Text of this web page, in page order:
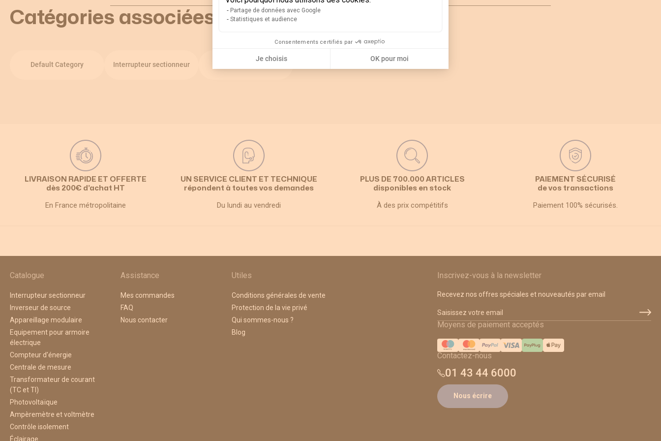
Partage de données avec Google
Statistiques et audience
Consentements certifiés par
Je choisis OK pour moi
Catégories associées
Default Category Interrupteur sectionneur
LIVRAISON RAPIDE ET OFFERTE
dès 200€ d’achat HT
En France métropolitaine
UN SERVICE CLIENT ET TECHNIQUE
répondent à toutes vos demandes
Du lundi au vendredi
PLUS DE 700.000 ARTICLES
disponibles en stock
À des prix compétitifs
PAIEMENT SÉCURISÉ
de vos transactions
Paiement 100% sécurisés.
Inscrivez-vous à la newsletter
Recevez nos offres spéciales et nouveautés par email
Adresse email
Moyens de paiement acceptés
Contactez-nous
01 43 44 6000
Nous écrire
Catalogue
Interrupteur sectionneur
Inverseur de source
Appareillage modulaire
Equipement pour armoire
électrique
Compteur d'énergie
Centrale de mesure
Transformateur de courant
(TC et TI)
Photovoltaïque
Ampèremètre et voltmètre
Contrôle isolement
Éclairage
Assistance
Mes commandes
FAQ
Nous contacter
Utiles
Conditions générales de vente
Protection de la vie privé
Qui sommes-nous ?
Blog